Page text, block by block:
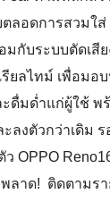
ลอดการสวมใส่
มกับระบบตัดเสี
รียลไทม์ เพื่อมอ
ดื่มด่ำแก่ผู้ใช้
ลงตัวกว่าเดิม
ว OPPO
ลาด! ติดตามรา